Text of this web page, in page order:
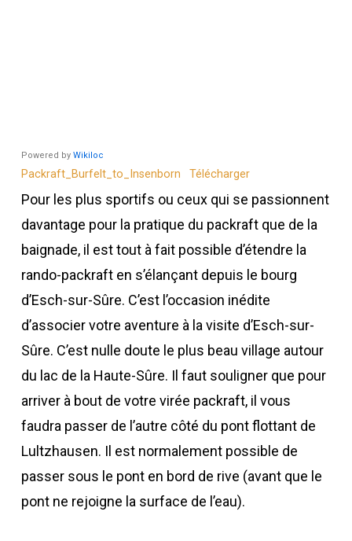
Powered by Wikiloc
Packraft_Burfelt_to_Insenborn Télécharger
Pour les plus sportifs ou ceux qui se passionnent
davantage pour la pratique du packraft que de la
baignade, il est tout à fait possible d’étendre la
rando-packraft en s’élançant depuis le bourg
d’Esch-sur-Sûre. C’est l’occasion inédite
d’associer votre aventure à la visite d’Esch-sur-
Sûre. C’est nulle doute le plus beau village autour
du lac de la Haute-Sûre. Il faut souligner que pour
arriver à bout de votre virée packraft, il vous
faudra passer de l’autre côté du pont flottant de
Lultzhausen. Il est normalement possible de
passer sous le pont en bord de rive (avant que le
pont ne rejoigne la surface de l’eau).